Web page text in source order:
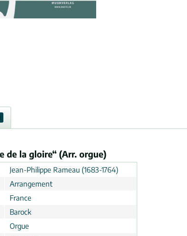
de la gloire“ (Arr. orgue)
Jean-Philippe Rameau (1683-1764)
Arrangement
France
Barock
Orgue